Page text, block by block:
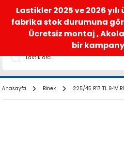
satis@akolastik.com 0 850 285 63 85
Anasayfa Binek 225/45 R17 TL 94V
Lastikler 2025 ve 2026
fabrika stok durumuna
Ücretsiz montaj ,
bir